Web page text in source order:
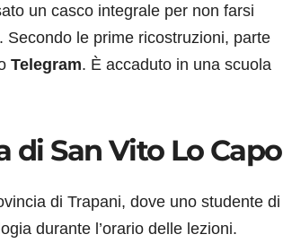
un casco integrale per non farsi
Secondo le prime ricostruzioni, parte
Telegram. È accaduto in una scuola
di San Vito Lo Capo
di Trapani, dove uno studente di
durante l’orario delle lezioni.